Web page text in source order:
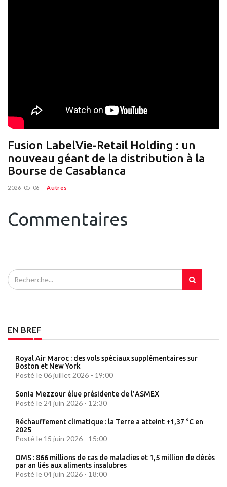
Fusion LabelVie-Retail Holding : un
nouveau géant de la distribution à la
Bourse de Casablanca
2026-05-06 -- Autres
Commentaires
EN BREF
Royal Air Maroc : des vols spéciaux supplémentaires sur
Boston et New York
Posté le 06 juillet 2026 - 19:00
Sonia Mezzour élue présidente de l’ASMEX
Posté le 24 juin 2026 - 12:30
Réchauffement climatique : la Terre a atteint +1,37 °C en
2025
Posté le 15 juin 2026 - 15:00
OMS : 866 millions de cas de maladies et 1,5 million de décès
par an liés aux aliments insalubres
Posté le 04 juin 2026 - 18:00